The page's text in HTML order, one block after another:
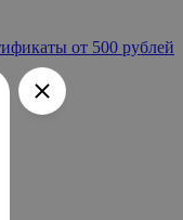
от 500 рублей